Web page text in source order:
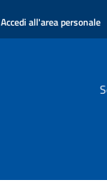
Accedi all'area personale